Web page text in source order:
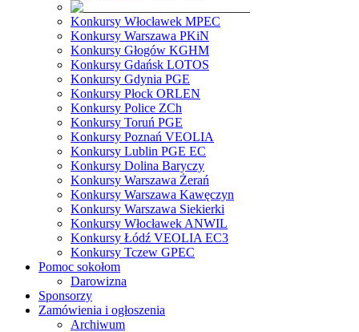
Konkursy Włocławek MPEC
Konkursy Warszawa PKiN
Konkursy Głogów KGHM
Konkursy Gdańsk LOTOS
Konkursy Gdynia PGE
Konkursy Płock ORLEN
Konkursy Police ZCh
Konkursy Toruń PGE
Konkursy Poznań VEOLIA
Konkursy Lublin PGE EC
Konkursy Dolina Baryczy
Konkursy Warszawa Żerań
Konkursy Warszawa Kawęczyn
Konkursy Warszawa Siekierki
Konkursy Włocławek ANWIL
Konkursy Łódź VEOLIA EC3
Konkursy Tczew GPEC
Pomoc sokołom
Darowizna
Sponsorzy
Zamówienia i ogłoszenia
Archiwum